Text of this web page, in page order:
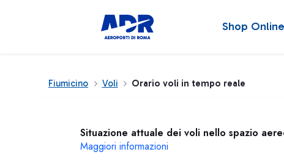
Shop Online
Fiumicino Voli Orario voli in tempo reale
Situazione attuale dei voli nello spazio
Maggiori informazioni